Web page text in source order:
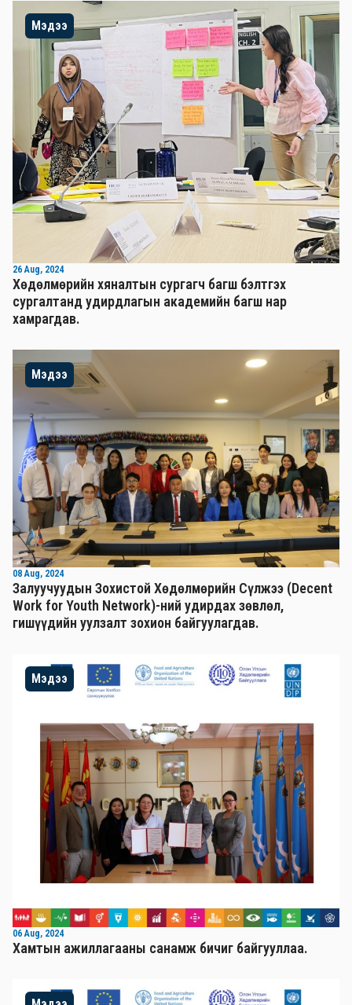
Мэдээ
26 Aug, 2024
Хөдөлмөрийн хяналтын сургагч багш бэлтгэх
сургалтанд удирдлагын академийн багш нар
хамрагдав.
Мэдээ
08 Aug, 2024
Залуучуудын Зохистой Хөдөлмөрийн Сүлжээ (Decent
Work for Youth Network)-ний удирдах зөвлөл,
гишүүдийн уулзалт зохион байгуулагдав.
Мэдээ
06 Aug, 2024
Хамтын ажиллагааны санамж бичиг байгууллаа.